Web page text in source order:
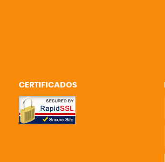
CERTIFICADOS